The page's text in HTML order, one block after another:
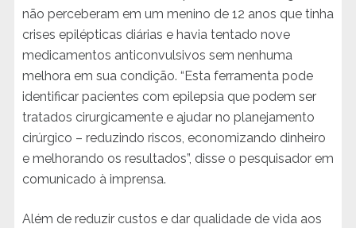
não perceberam em um menino de 12 anos que tinha
crises epilépticas diárias e havia tentado nove
medicamentos anticonvulsivos sem nenhuma
melhora em sua condição. “Esta ferramenta pode
identificar pacientes com epilepsia que podem ser
tratados cirurgicamente e ajudar no planejamento
cirúrgico – reduzindo riscos, economizando dinheiro
e melhorando os resultados”, disse o pesquisador em
comunicado à imprensa.
Além de reduzir custos e dar qualidade de vida aos